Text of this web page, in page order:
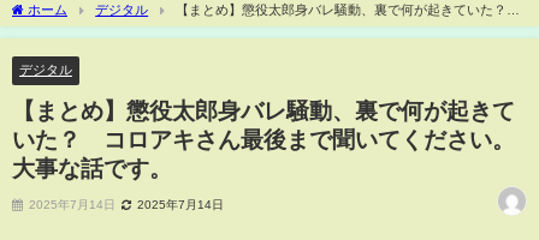
ホーム デジタル
【まとめ】懲役太郎身バレ騒動、裏で何が起きていた？
コロアキさん最後まで聞いてください。大事な話です。
デジタル
【まとめ】懲役太郎身バレ騒動、裏で何が起きて
いた？ コロアキさん最後まで聞いてください。
大事な話です。
2025年7月14日 2025年7月14日